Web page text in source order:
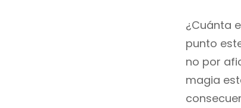
¿Cuánta
punto
no por
magia